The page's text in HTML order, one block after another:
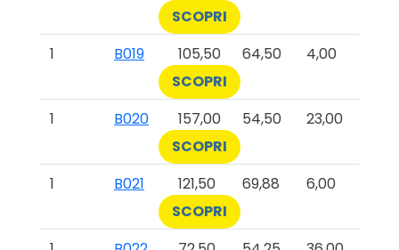
SCOPRI
1
B019 105,50 64,50
4,00
SCOPRI
1
B020 157,00 54,50
23,00
SCOPRI
1
B021 121,50 69,88
6,00
SCOPRI